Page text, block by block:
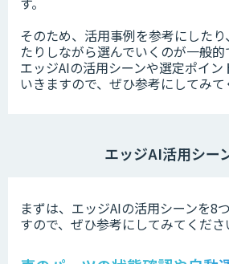
そのため、活用事例を参考にした
たりしながら選んでいくのが一般的
エッジAIの活用シーンや選定ポイ
いきますので、ぜひ参考にしてみて
エッジAI活用シー
まずは、エッジAIの活用シーンを8
すので、ぜひ参考にしてみてくださ